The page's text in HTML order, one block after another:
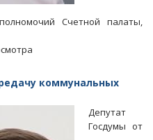
Счетной палаты,
коммунальных
Депутат
Госдумы от